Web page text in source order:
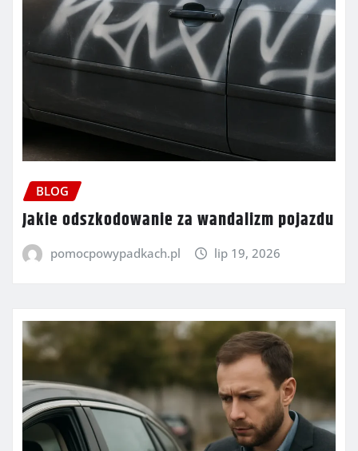
BLOG
Jakie odszkodowanie za wandalizm pojazdu
pomocpowypadkach.pl lip 19, 2026